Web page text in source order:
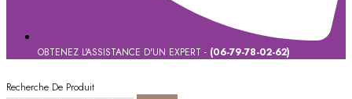
OBTENEZ L'ASSISTANCE D'UN EXPERT - (06-79-78-02-62)
Recherche De Produit